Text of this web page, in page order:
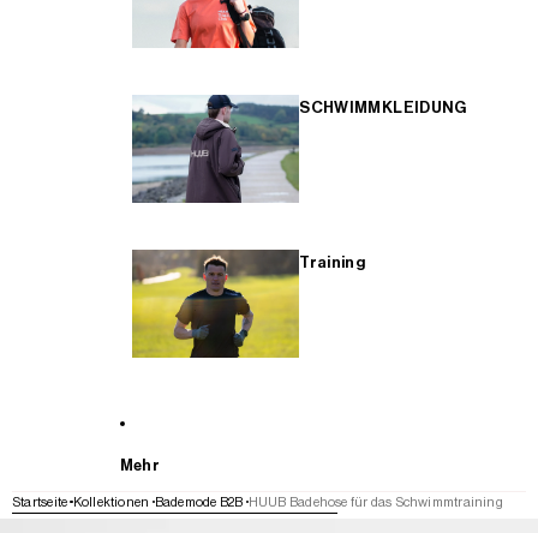
SCHWIMMKLEIDUNG
Training
Mehr
Startseite Kollektionen Bademode B2B HUUB Badehose für das Schwimmtraining
WEITER ZU DEN PRODUKTINFORMATIONEN